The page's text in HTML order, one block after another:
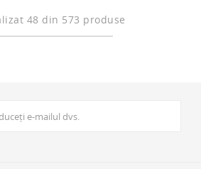
48 din 573 produse